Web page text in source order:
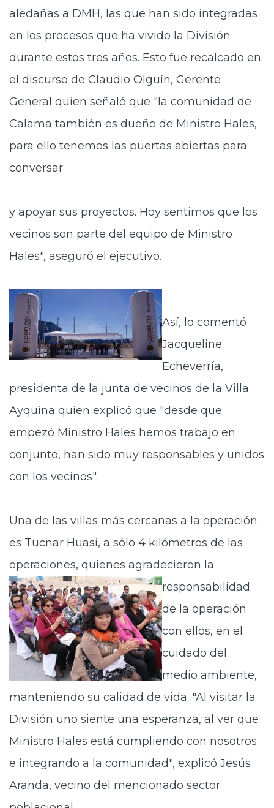
aledañas a DMH, las que han sido integradas
en los procesos que ha vivido la División
durante estos tres años. Esto fue recalcado en
el discurso de Claudio Olguín, Gerente
General quien señaló que "la comunidad de
Calama también es dueño de Ministro Hales,
para ello tenemos las puertas abiertas para
conversar
y apoyar sus proyectos. Hoy sentimos que los
vecinos son parte del equipo de Ministro
Hales", aseguró el ejecutivo.
Así, lo comentó
Jacqueline
Echeverría,
presidenta de la junta de vecinos de la Villa
Ayquina quien explicó que "desde que
empezó Ministro Hales hemos trabajo en
conjunto, han sido muy responsables y unidos
con los vecinos".
Una de las villas más cercanas a la operación
es Tucnar Huasi, a sólo 4 kilómetros de las
operaciones, quienes agradecieron la
responsabilidad
de la operación
con ellos, en el
cuidado del
medio ambiente,
manteniendo su calidad de vida. "Al visitar la
División uno siente una esperanza, al ver que
Ministro Hales está cumpliendo con nosotros
e integrando a la comunidad", explicó Jesús
Aranda, vecino del mencionado sector